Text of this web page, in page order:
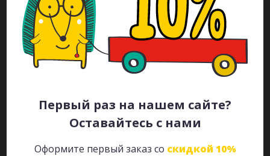
Первый раз на нашем сайте?
Оставайтесь с нами
Оформите первый заказ со скидкой 10%
Рекламодателям
Каталог
Будьте всегда в курсе!